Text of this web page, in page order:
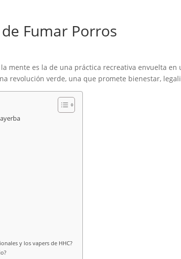
Fumar Porros
mente es la de una práctica recreativa envuelta
revolución verde, una que promete bienestar,
y los vapers de HHC?